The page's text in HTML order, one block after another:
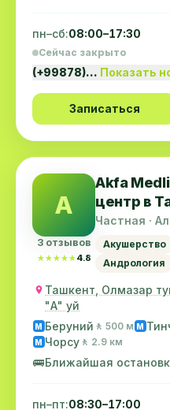
пн–сб:08:00–17:30
Сейчас закрыто
(+99878)… Показать
Записаться
A
3 отзывов
★★★★★
★★★★★ 4.8
Akfa
центр в
Частная ·
Акушерство
Андрология
Ташкент, Олмазар
"А" уй
M Беруний 🚶 500 м M
M Чорсу 🚶 2.9 км
🚌Ближайшая
пн–пт:08:30–17:00